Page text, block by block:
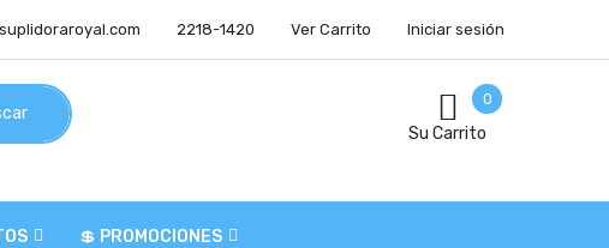
Iniciar sesión
Ver Carrito
2218-1420
0
Su Carrito
💲 PROMOCIONES